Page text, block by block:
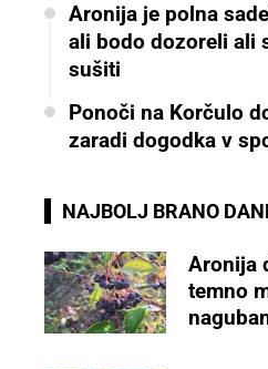
Aronija je polna
ali bodo dozoreli ali
sušiti
Ponoči na Korčulo
zaradi dogodka v
NAJBOLJ BRANO
Aronija
temno